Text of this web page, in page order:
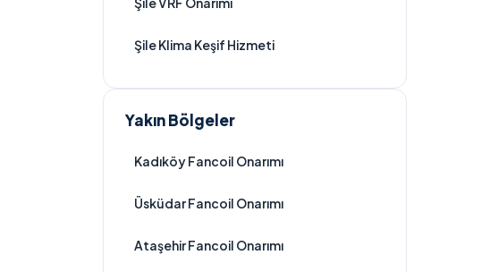
Şile Klima Keşif Hizmeti
Yakın Bölgeler
Kadıköy Fancoil Onarımı
Üsküdar Fancoil Onarımı
Ataşehir Fancoil Onarımı